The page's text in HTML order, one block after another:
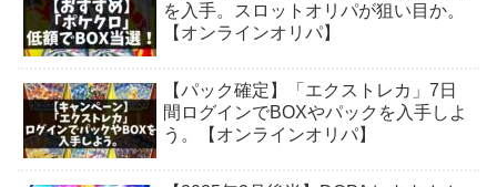
を入手。スロットオリパが狙い目か。
【オンラインオリパ】
【パック確定】「エクストレカ」7日
間ログインでBOXやパックを入手しよ
う。【オンラインオリパ】